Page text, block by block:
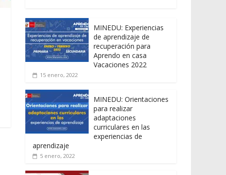
MINEDU: Experiencias
de aprendizaje de
recuperación para
Aprendo en casa
Vacaciones 2022
15 enero, 2022
MINEDU: Orientaciones
para realizar
adaptaciones
curriculares en las
experiencias de
aprendizaje
5 enero, 2022